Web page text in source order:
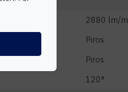
2880 lm/m
Piros
Piros
120°